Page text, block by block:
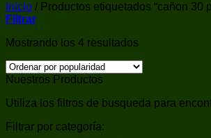
Inicio / Productos etiquetados “cañon 30
Filtrar
Mostrando los 4 resultados
popularidad
Nuestros Productos
Utiliza los filtros de busqueda para
Filtrar por categoría: